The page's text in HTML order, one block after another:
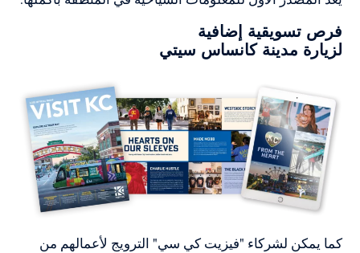
فرص تسويقية إضافية
لزيارة مدينة كانساس سيتي
كما يمكن لشركاء "فيزيت كي سي" الترويج لأعمالهم من